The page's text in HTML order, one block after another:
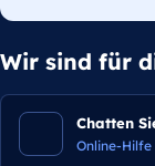
Wir sind für
Chatten
Online-Hilfe